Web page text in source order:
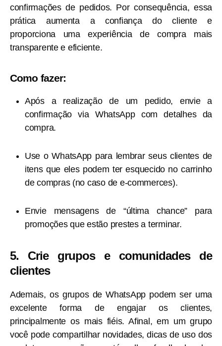
confirmações de pedidos. Por consequência, essa
prática aumenta a confiança do cliente e
proporciona uma experiência de compra mais
transparente e eficiente.
Como fazer:
Após a realização de um pedido, envie a
confirmação via WhatsApp com detalhes da
compra.
Use o WhatsApp para lembrar seus clientes de
itens que eles podem ter esquecido no carrinho
de compras (no caso de e-commerces).
Envie mensagens de “última chance” para
promoções que estão prestes a terminar.
5. Crie grupos e comunidades de
clientes
Ademais, os grupos de WhatsApp podem ser uma
excelente forma de engajar os clientes,
principalmente os mais fiéis. Afinal, em um grupo
você pode compartilhar novidades, dicas de uso dos